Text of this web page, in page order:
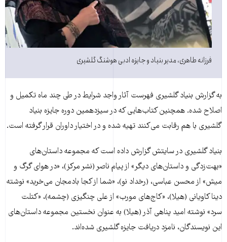
فرزانه طاهری، مدير بنياد و جايزه ادبی هوشنگ گلشيری
به گزارش بنیاد گلشیری فهرست آثار واجد شرایط در طی چند ماه تکمیل و
اصلاح شده. همچنین کتاب‌هایی که در سیزدهمین دوره جایزه بنیاد
گلشیری با هم رقابت می‌کنند تهیه شده و در اختیار داوران قرار گرفته است.
بنیاد گلشیری در سایتش گزارش داده است که مجموعه داستان‌های
«بهت‌زدگی و داستان‌های دیگر» از پیام ناصر (نشر مرکز)، «در هوای گرگ و
میش» از محسن عباسی، (رخداد نو)، «شما از کجا بادمجان می‌‌خرید» نوشته
دینا کاویانی (هیلا)، «کاج‌های مورب» از علی چنگیزی (چشمه)، «کتلت
سرد» نوشته امید پناهی ‌آذر (هیلا) به عنوان نخستین مجموعه داستان‌های
این نویسندگان، نامزد دریافت جایزه گلشیری شده‌اند.